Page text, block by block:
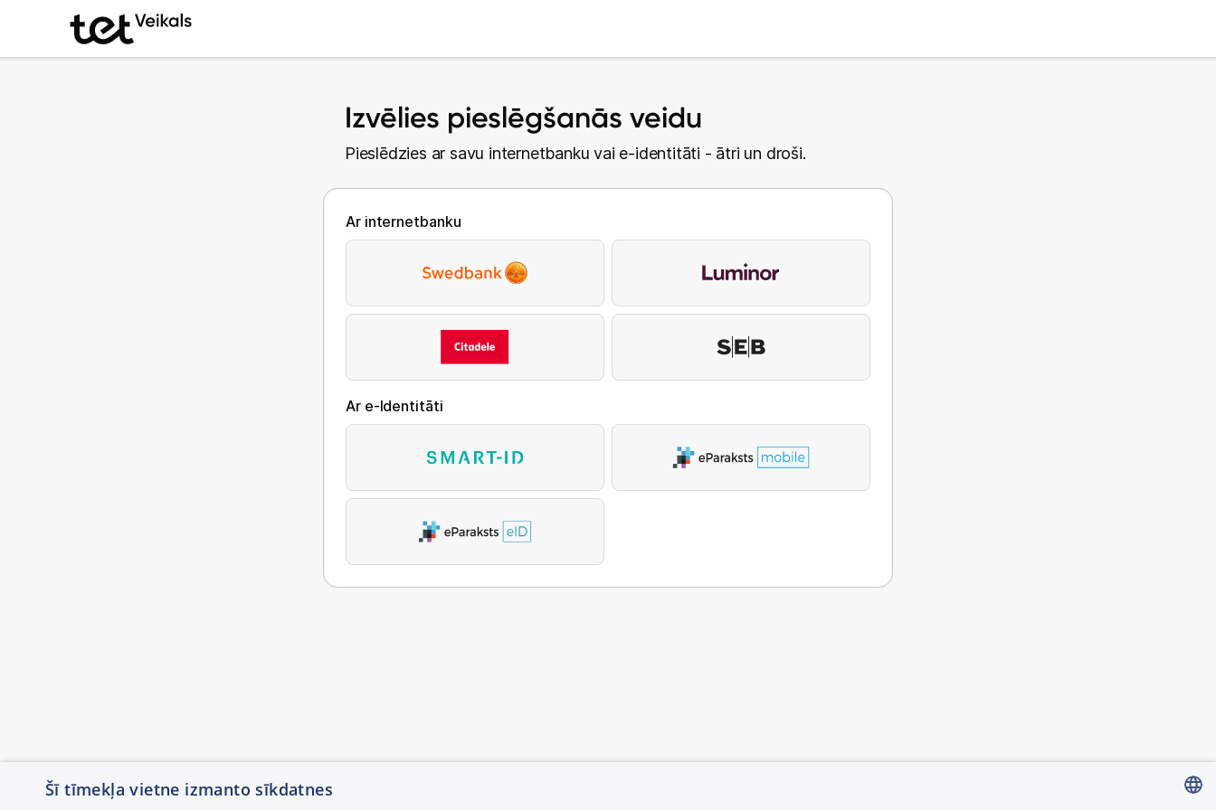
Izvēlies pieslēgšanās veidu
Pieslēdzies ar savu internetbanku vai e-identitāti - ātri un droši.
Ar internetbanku
Ar e-Identitāti
Šī tīmekļa vietne izmanto sīkdatnes